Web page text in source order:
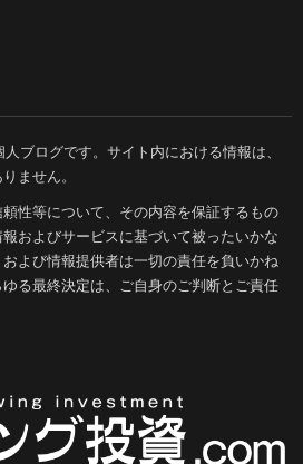
ブログです。サイト内における情報は、
ません。
性等について、その内容を保証するもの
およびサービスに基づいて被ったいかな
よび情報提供者は一切の責任を負いかね
る最終決定は、ご自身のご判断とご責任